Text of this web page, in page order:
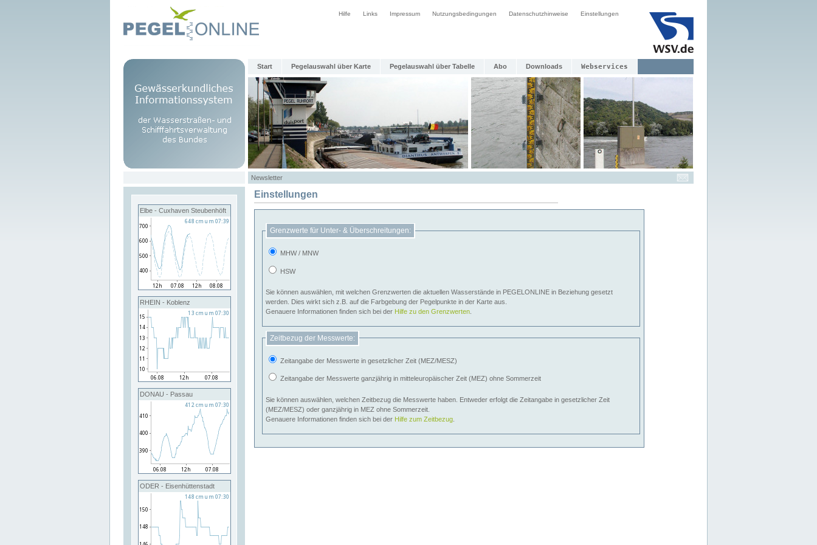
Hilfe Links Impressum Nutzungsbedingungen Datenschutzhinweise Einstellungen
Start Pegelauswahl über Karte Pegelauswahl über Tabelle Abo Downloads Webservices
Newsletter
Elbe - Cuxhaven Steubenhöft
RHEIN - Koblenz
DONAU - Passau
ODER - Eisenhüttenstadt
Einstellungen
Grenzwerte für Unter- & Überschreitungen:
MHW / MNW
HSW
Sie können auswählen, mit welchen Grenzwerten die aktuellen Wasserstände in PEGELONLINE in Beziehung gesetzt
werden. Dies wirkt sich z.B. auf die Farbgebung der Pegelpunkte in der Karte aus.
Genauere Informationen finden sich bei der Hilfe zu den Grenzwerten
Zeitbezug der Messwerte:
Zeitangabe der Messwerte in gesetzlicher Zeit (MEZ/MESZ)
Zeitangabe der Messwerte ganzjährig in mitteleuropäischer Zeit (MEZ) ohne Sommerzeit
Sie können auswählen, welchen Zeitbezug die Messwerte haben. Entweder erfolgt die Zeitangabe in gesetzlicher Zeit
(MEZ/MESZ) oder ganzjährig in MEZ ohne Sommerzeit.
Genauere Informationen finden sich bei der Hilfe zum Zeitbezug